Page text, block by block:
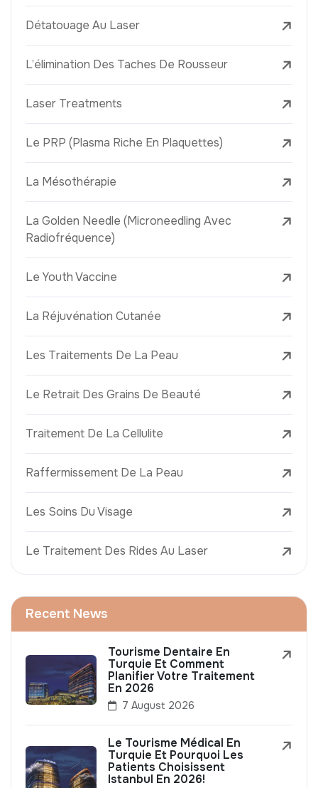
Détatouage Au Laser
L’élimination Des Taches De Rousseur
Laser Treatments
Le PRP (Plasma Riche En Plaquettes)
La Mésothérapie
La Golden Needle (Microneedling Avec
Radiofréquence)
Le Youth Vaccine
La Réjuvénation Cutanée
Les Traitements De La Peau
Le Retrait Des Grains De Beauté
Traitement De La Cellulite
Raffermissement De La Peau
Les Soins Du Visage
Le Traitement Des Rides Au Laser
Recent News
Tourisme Dentaire En
Turquie Et Comment
Planifier Votre Traitement
En 2026
7 August 2026
Le Tourisme Médical En
Turquie Et Pourquoi Les
Patients Choisissent
Istanbul En 2026!